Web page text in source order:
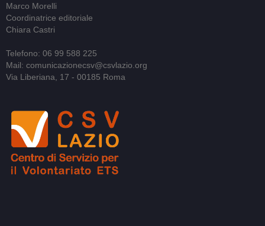
Marco Morelli
Coordinatrice editoriale
Chiara Castri
Telefono: 06 99 588 225
Mail: comunicazionecsv@csvlazio.org
Via Liberiana, 17 - 00185 Roma